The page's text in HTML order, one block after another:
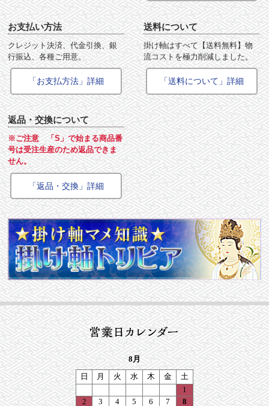
お支払い方法
クレジット決済、代金引換、銀
行振込、各種ご用意。
「お支払方法」詳細
送料について
掛け軸はすべて【送料無料】物
流コストを極力削減しました。
「送料について」詳細
返品・交換について
※ご注意 「S」で始まる商品番
号は受注生産のため返品できま
せん。
「返品・交換」詳細